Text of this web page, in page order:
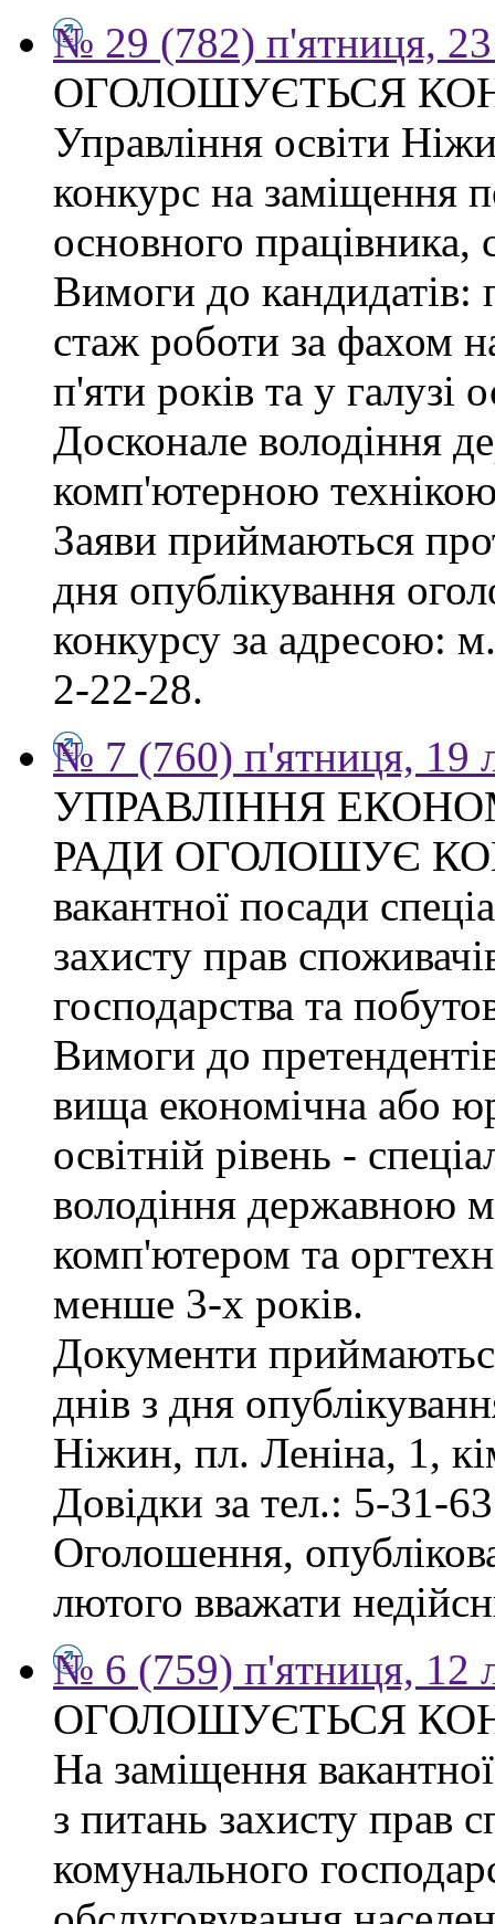
№ 29 (782) п'ятниця,
ОГОЛОШУЄТЬСЯ
Управління освіти
конкурс на заміщення
основного працівника,
Вимоги до кандидатів:
стаж роботи за фахом
п'яти років та у галузі
Досконале володіння
комп'ютерною
Заяви приймаються
дня опублікування
конкурсу за адресою:
2-22-28.
№ 7 (760) п'ятниця, 19
УПРАВЛІННЯ
РАДИ ОГОЛОШУЄ
вакантної посади
захисту прав
господарства та
Вимоги до
вища економічна або
освітній рівень -
володіння державною
комп'ютером та
менше 3-х років.
Документи
днів з дня
Ніжин, пл. Леніна, 1,
Довідки за тел.: 5-31-
Оголошення,
лютого вважати
№ 6 (759) п'ятниця, 12
ОГОЛОШУЄТЬСЯ
На заміщення вакантної
з питань захисту прав
комунального